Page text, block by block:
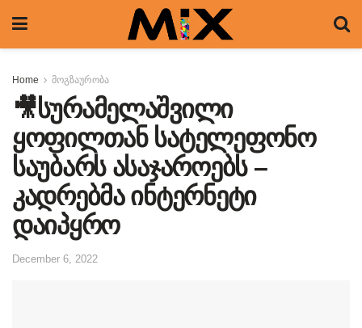
Home მოგზაურობა
🎥სურამელაშვილი
ყოფილთან სატელეფონო
საუბარს ასაჯაროებს –
კადრებმა ინტერნეტი
დაიპყრო
December 6, 2022